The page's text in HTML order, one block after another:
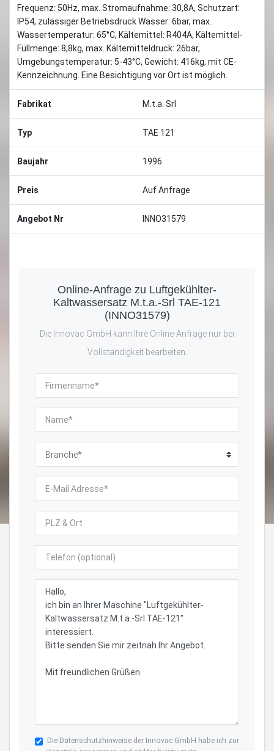
Frequenz: 50Hz, max. Stromaufnahme: 30,8A, Schutzart:
IP54, zulässiger Betriebsdruck Wasser: 6bar, max.
Wassertemperatur: 65°C, Kältemittel: R404A, Kältemittel-
Füllmenge: 8,8kg, max. Kältemitteldruck: 26bar,
Umgebungstemperatur: 5-43°C, Gewicht: 416kg, mit CE-
Kennzeichnung. Eine Besichtigung vor Ort ist möglich.
Fabrikat M.t.a. Srl
Typ TAE 121
Baujahr 1996
Preis Auf Anfrage
Angebot Nr INNO31579
Online-Anfrage zu Luftgekühlter-
Kaltwassersatz M.t.a.-Srl TAE-121
(INNO31579)
Die Innovac GmbH kann Ihre Online-Anfrage nur bei
Vollständigkeit bearbeiten.
Die Datenschutzhinweise der Innovac GmbH habe ich zur